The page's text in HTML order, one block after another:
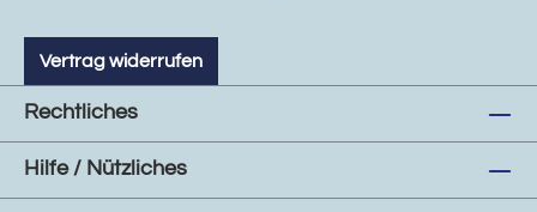
Vertrag widerrufen
Rechtliches
Hilfe / Nützliches